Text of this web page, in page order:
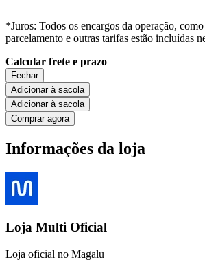
*Juros: Todos os encargos da operação,
parcelamento e outras tarifas estão incluídas
Calcular frete e prazo
Fechar
Adicionar à sacola
Adicionar à sacola
Comprar agora
Informações da loja
Loja Multi Oficial
Loja oficial no Magalu